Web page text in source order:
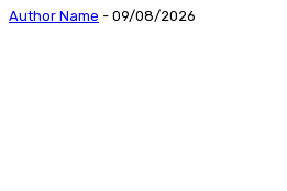
Author Name - 09/08/2026